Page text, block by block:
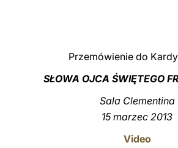
Przemówienie do
SŁOWA OJCA ŚWIĘTEGO
Sala Clementina
15 marzec 2013
Video